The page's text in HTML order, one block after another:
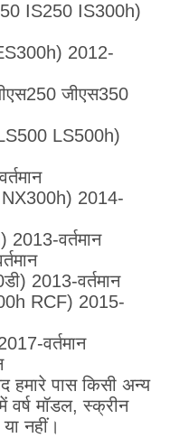
IS250 IS300h)
2012-
जीएस350
LS500h)
2014-
वर्तमान
2013-वर्तमान
RCF) 2015-
वर्तमान
हमारे पास किसी अन्य
मॉडल, स्क्रीन
नहीं।